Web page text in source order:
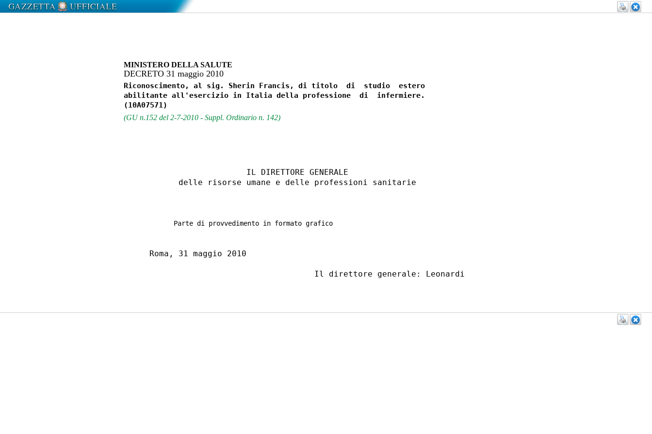
MINISTERO DELLA SALUTE
DECRETO 31 maggio 2010
Riconoscimento, al sig. Sherin Francis, di titolo  di  studio  estero
abilitante all'esercizio in Italia della professione  di  infermiere.
(GU n.152 del 2-7-2010 - Suppl. Ordinario n. 142)
                        IL DIRETTORE GENERALE
          delle risorse umane e delle professioni sanitarie
Parte di provvedimento in formato grafico
    Roma, 31 maggio 2010
                                      Il direttore generale: Leonardi